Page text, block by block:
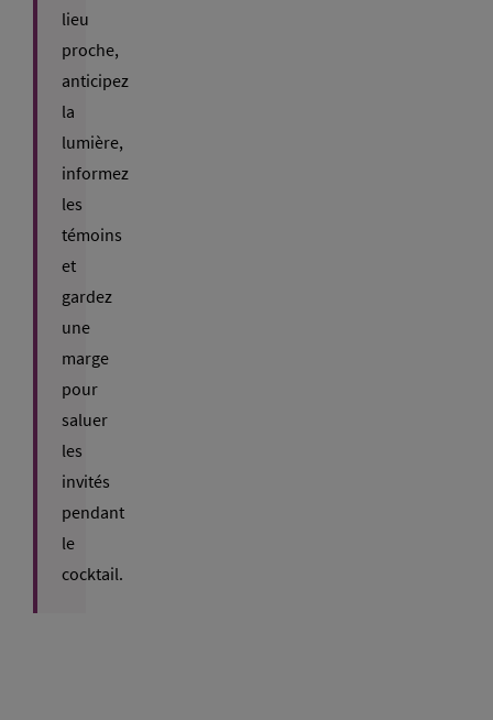
lieu
proche,
anticipez
la
lumière,
informez
les
témoins
et
gardez
une
marge
pour
saluer
les
invités
pendant
le
cocktail.